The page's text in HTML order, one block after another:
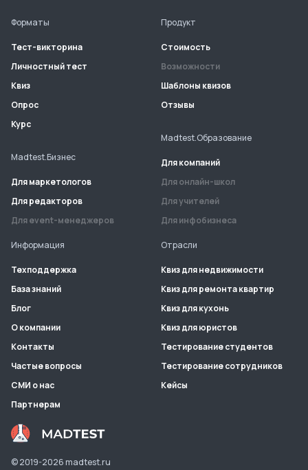
© 2019-2026madtest.ru
Форматы
Тест-викторина
Личностный тест
Квиз
Опрос
Курс
Madtest.Бизнес
Для маркетологов
Для редакторов
Для event-менеджеров
Продукт
Стоимость
Возможности
Шаблоны квизов
Отзывы
Madtest.Образование
Для компаний
Для онлайн-школ
Для учителей
Для инфобизнеса
Информация
Техподдержка
База знаний
Блог
О компании
Контакты
Частые вопросы
СМИ о нас
Партнерам
Отрасли
Квиз для недвижимости
Квиз для ремонта квартир
Квиз для кухонь
Квиз для юристов
Тестирование студентов
Тестирование сотрудников
Кейсы